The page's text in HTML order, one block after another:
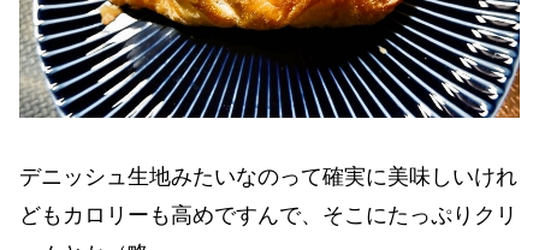
デニッシュ生地みたいなのって確実に美味しいけれ
どもカロリーも高めですんで、そこにたっぷりクリ